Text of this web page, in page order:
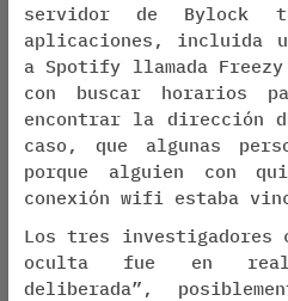
servidor de Bylock
aplicaciones, incluida
a Spotify llamada
con buscar horarios
encontrar la dirección
caso, que algunas
porque alguien con
conexión wifi estaba
Los tres investigadores
oculta fue en
deliberada”,